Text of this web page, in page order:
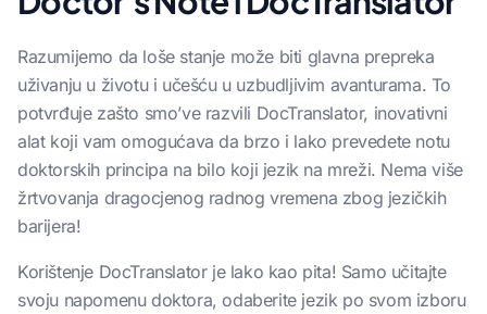
Razumijemo da loše stanje može biti glavna prepreka
uživanju u životu i učešću u uzbudljivim avanturama. To
potvrđuje zašto smo’ve razvili DocTranslator, inovativni
alat koji vam omogućava da brzo i lako prevedete notu
doktorskih principa na bilo koji jezik na mreži. Nema više
žrtvovanja dragocjenog radnog vremena zbog jezičkih
barijera!
Korištenje DocTranslator je lako kao pita! Samo učitajte
svoju napomenu doktora, odaberite jezik po svom izboru